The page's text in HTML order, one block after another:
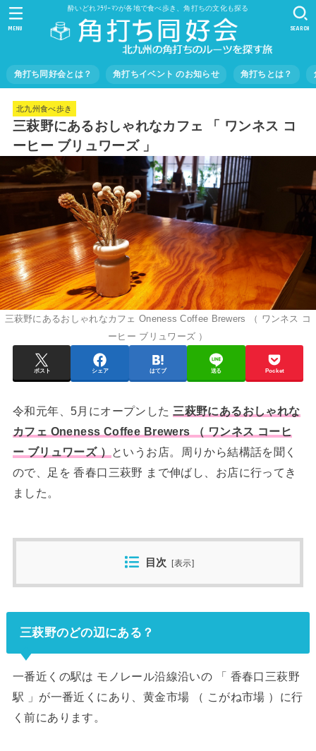
酔いどれﾌﾗﾘｰﾏﾝが各地で食べ歩き、角打ちの文化も探る
角打ち同好会とは？ 角打ちイベント のお知らせ 角打ちとは？
SEARCH
MENU
北九州食べ歩き
三萩野にあるおしゃれなカフェ 「 ワンネス コ
ーヒー ブリュワーズ 」
三萩野にあるおしゃれなカフェ Oneness Coffee Brewers （ ワンネス コ
ーヒー ブリュワーズ ）
ポスト シェア はてブ 送る Pocket
令和元年、5月にオープンした 三萩野にあるおしゃれな
カフェ Oneness Coffee Brewers （ ワンネス コーヒ
ー ブリュワーズ ）
というお店。周りから結構話を聞く
ので、足を 香春口三萩野 まで伸ばし、お店に行ってき
ました。
目次 [表示]
三萩野のどの辺にある？
一番近くの駅は モノレール沿線沿いの 「 香春口三萩野
駅 」が一番近くにあり、黄金市場 （ こがね市場 ）に行
く前にあります。